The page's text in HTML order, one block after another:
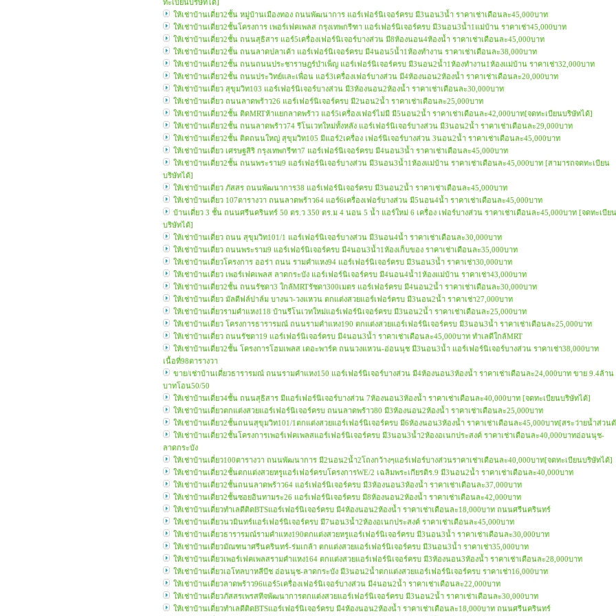
ทะเบียนบริษัทได้]
ให้เช่าบ้านเดี่ยว2ชั้น หมู่บ้านเมืองทอง ถนนพัฒนาการ แอร์เฟอร์นิเจอร์ครบ มี3นอน3น้ำ ราคาเช่าเดือนละ45,000บาท
ให้เช่าบ้านเดี่ยว2ชั้นโครงการ เพอร์เฟคเพลส กรุงเทพกรีฑา แอร์เฟอร์นิเจอร์ครบ มี3นอน3น้ำ1แม่บ้าน ราคาเช่า45,000บาท
ให้เช่าบ้านเดี่ยว2ชั้น ถนนสุธิสาร แอร์5เครื่องเฟอร์นิเจอร์บางส่วน มี8ห้องนอน4ห้องน้ำ ราคาเช่าเดือนละ45,000บาท
ให้เช่าบ้านเดี่ยว2ชั้น ถนนลาดปลาเค้า แอร์เฟอร์นิเจอร์ครบ มี4นอน5น้ำ1ห้องทำงาน ราคาเช่าเดือนละ38,000บาท
ให้เช่าบ้านเดี่ยว2ชั้น ถนนถนนประชาราษฎร์บำเพ็ญ แอร์เฟอร์นิเจอร์ครบ มี3นอน2น้ำ1ห้องทำงาน1ห้องแม่บ้าน ราคาเช่า32,000บาท
ให้เช่าบ้านเดี่ยว2ชั้น ถนนประวิทย์และเพื่อน แอร์3เครื่องเฟอร์บางส่วน มี4ห้องนอน2ห้องน้ำ ราคาเช่าเดือนละ20,000บาท
ให้เช่าบ้านเดี่ยว สุขุมวิท103 แอร์เฟอร์นิเจอร์บางส่วน มี3ห้องนอน2ห้องน้ำ ราคาเช่าเดือนละ30,000บาท
ให้เช่าบ้านเดี่ยว ถนนลาดพร้าว26 แอร์เฟอร์นิเจอร์ครบ มี2นอน2น้ำ ราคาเช่าเดือนละ25,000บาท
ให้เช่าบ้านเดี่ยว2ชั้น ติดMRTห้าแยกลาดพร้าว แอร์5เครื่องเฟอร์ไม่มี มี5นอน2น้ำ ราคาเช่าเดือนละ42,000บาท[จดทะเบียนบริษัทได้]
ให้เช่าบ้านเดี่ยว2ชั้น ถนนลาดพร้าว74 รีโนเวทใหม่ทั้งหลัง แอร์เฟอร์นิเจอร์บางส่วน มี3นอน2น้ำ ราคาเช่าเดือนละ29,000บาท
ให้เช่าบ้านเดี่ยว2ชั้น ติดถนนใหญ่ สุขุมวิท105 มีแอร์2เครื่อง เฟอร์นิเจอร์บางส่วน 3นอน2น้ำ ราคาเช่าเดือนละ45,000บาท
ให้เช่าบ้านเดี่ยว เศรษฐสิริ กรุงเทพกรีฑา7 แอร์เฟอร์นิเจอร์ครบ มี4นอน3น้ำ ราคาเช่าเดือนละ45,000บาท
ให้เช่าบ้านเดี่ยว2ชั้น ถนนพระราม9 แอร์เฟอร์นิเจอร์บางส่วน มี3นอน3น้ำ1ห้องแม่บ้าน ราคาเช่าเดือนละ45,000บาท [สามารถจดทะเบียน
บริษัทได้]
ให้เช่าบ้านเดี่ยว ภัสสร ถนนพัฒนาการ38 แอร์เฟอร์นิเจอร์ครบ มี3นอน2น้ำ ราคาเช่าเดือนละ45,000บาท
ให้เช่าบ้านเดี่ยว 107ตารางวา ถนนลาดพร้าว64 แอร์6เครื่องเฟอร์บางส่วน มี5นอน4น้ำ ราคาเช่าเดือนละ45,000บาท
บ้านเดี่ยว 3 ชั้น ถนนศรีนครินทร์ 50 ตร.ว 350 ตร.ม 4 นอน 5 น้ำ แอร์ใหม่ 6 เครื่อง เฟอร์บางส่วน ราคาเช่าเดือนละ45,000บาท [จดทะเบียน
บริษัทได้]
ให้เช่าบ้านเดี่ยว ถนน สุขุมวิท101/1 แอร์เฟอร์นิเจอร์บางส่วน มี3นอน4น้ำ ราคาเช่าเดือนละ30,000บาท
ให้เช่าบ้านเดี่ยว ถนนพระราม9 แอร์เฟอร์นิเจอร์ครบ มี4นอน3น้ำ1ห้องเก็บของ ราคาเช่าเดือนละ35,000บาท
ให้เช่าบ้านเดี่ยวโครงการ ออร่า ถนน รามคำแหง94 แอร์เฟอร์นิเจอร์ครบ มี3นอน3น้ำ ราคาเช่า30,000บาท
ให้เช่าบ้านเดี่ยว เพอร์เฟคเพลส ลาดกระบัง แอร์เฟอร์นิเจอร์ครบ มี4นอน4น้ำ1ห้องแม่บ้าน ราคาเช่า43,000บาท
ให้เช่าบ้านเดี่ยว2ชั้น ถนนรัชดา3 ใกล้MRTรัชดา300เมตร แอร์เฟอร์ครบ มี4นอน2น้ำ ราคาเช่าเดือนละ30,000บาท
ให้เช่าบ้านเดี่ยว มัลดีฟล์ปาล์ม บางนา-วงแหวน ตกแต่งสวยแอร์เฟอร์ครบ มี3นอน2น้ำ ราคาเช่า27,000บาท
ให้เช่าบ้านเดี่ยวรามคำแหง118 บ้านรีโนเวทใหม่แอร์เฟอร์นิเจอร์ครบ มี3นอน2น้ำ ราคาเช่าเดือนละ25,000บาท
ให้เช่าบ้านเดี่ยว โครงการธารารมณ์ ถนนรามคำแหง190 ตกแต่งสวยแอร์เฟอร์นิเจอร์ครบ มี3นอน3น้ำ ราคาเช่าเดือนละ25,000บาท
ให้เช่าบ้านเดี่ยว ถนนรัชดา19 แอร์เฟอร์นิเจอร์ครบ มี4นอน3น้ำ ราคาเช่าเดือนละ45,000บาท ทำเลดีใกล้MRT
ให้เช่าบ้านเดี่ยว2ชั้น โครงการโฮมเพลส เดอะพาร์ค ถนนวงแหวน-อ่อนนุช มี3นอน3น้ำ แอร์เฟอร์นิเจอร์บางส่วน ราคาเช่า38,000บาท
เนื้อที่98ตารางวา
ขาย/เช่าบ้านเดี่ยวธารารมณ์ ถนนรามคำแหง150 แอร์เฟอร์นิเจอร์บางส่วน มี4ห้องนอน3ห้องน้ำ ราคาเช่าเดือนละ24,000บาท ขาย 9.4ล้าน
บาทโอน50/50
ให้เช่าบ้านเดี่ยว4ชั้น ถนนสุธิสาร มีแอร์เฟอร์นิเจอร์บางส่วน 7ห้องนอน3ห้องน้ำ ราคาเช่าเดือนละ40,000บาท [จดทะเบียนบริษัทได้]
ให้เช่าบ้านเดี่ยวตกแต่งสวยแอร์เฟอร์นิเจอร์ครบ ถนนลาดพร้าว80 มี3ห้องนอน2ห้องน้ำ ราคาเช่าเดือนละ25,000บาท
ให้เช่าบ้านเดี่ยว2ชั้นถนนสุขุมวิท101/1ตกแต่งสวยแอร์เฟอร์นิเจอร์ครบ มี6ห้องนอน3ห้องน้ำ ราคาเช่าเดือนละ45,000บาท[สระว่ายน้ำส่วน
ให้เช่าบ้านเดี่ยว2ชั้นโครงการเพอร์เฟคเพลสแอร์เฟอร์นิเจอร์ครบ มี3นอน3น้ำ2ห้องอเนกประสงค์ ราคาเช่าเดือนละ40,000บาทอ่อนนุช-
ลาดกระบัง
ให้เช่าบ้านเดี่ยว100ตารางวา ถนนพัฒนาการ มี2นอน2น้ำ2โถงกว้างๆแอร์เฟอร์บางส่วนราคาเช่าเดือนละ40,000บาท[จดทะเบียนบริษัทได้]
ให้เช่าบ้านเดี่ยว2ชั้นตกแต่งสวยหรูแอร์เฟอร์ครบโครงการWE/2 เฉลิมพระเกียรติร.9 มี3นอน2น้ำ ราคาเช่าเดือนละ40,000บาท
ให้เช่าบ้านเดี่ยว2ชั้นถนนลาดพร้าว64 แอร์เฟอร์นิเจอร์ครบ มี3ห้องนอน3ห้องน้ำ ราคาเช่าเดือนละ37,000บาท
ให้เช่าบ้านเดี่ยว2ชั้นซอยอินทามระ26 แอร์เฟอร์นิเจอร์ครบ มี8ห้องนอน2ห้องน้ำ ราคาเช่าเดือนละ42,000บาท
ให้เช่าบ้านเดี่ยวทำเลดีติดBTSแอร์เฟอร์นิเจอร์ครบ มี4ห้องนอน2ห้องน้ำ ราคาเช่าเดือนละ18,000บาท ถนนศรีนครินทร์
ให้เช่าบ้านเดี่ยวนวมินทร์แอร์เฟอร์นิเจอร์ครบ มี7นอน3น้ำ2ห้องอเนกประสงค์ ราคาเช่าเดือนละ45,000บาท
ให้เช่าบ้านเดี่ยวธารารมณ์รามคำแหง190ตกแต่งสวยหรูแอร์เฟอร์นิเจอร์ครบ มี3นอน3น้ำ ราคาเช่าเดือนละ30,000บาท
ให้เช่าบ้านเดี่ยวมัณฑนาศรีนครินทร์-ร่มเกล้า ตกแต่งสวยแอร์เฟอร์นิเจอร์ครบ มี3นอน3น้ำ ราคาเช่า35,000บาท
ให้เช่าบ้านเดี่ยวเพอร์เฟคเพลสรามคำแหง164 ตกแต่งสวยแอร์เฟอร์นิเจอร์ครบ มี3ห้องนอน3ห้องน้ำ ราคาเช่าเดือนละ28,000บาท
ให้เช่าบ้านเดี่ยวเอโทลบาหลีบีช อ่อนนุช-ลาดกระบัง มี3นอน2น้ำตกแต่งสวยแอร์เฟอร์นิเจอร์ครบ ราคาเช่า16,000บาท
ให้เช่าบ้านเดี่ยวลาดพร้าว96แอร์5เครื่องเฟอร์นิเจอร์บางส่วน มี4นอน2น้ำ ราคาเช่าเดือนละ22,000บาท
ให้เช่าบ้านเดี่ยวภัสสรเพรสทีจพัฒนาการตกแต่งสวยแอร์เฟอร์นิเจอร์ครบ มี3นอน2น้ำ ราคาเช่าเดือนละ30,000บาท
ให้เช่าบ้านเดี่ยวทำเลดีติดBTSแอร์เฟอร์นิเจอร์ครบ มี4ห้องนอน2ห้องน้ำ ราคาเช่าเดือนละ18,000บาท ถนนศรีนครินทร์